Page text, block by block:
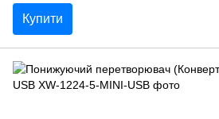
Купити